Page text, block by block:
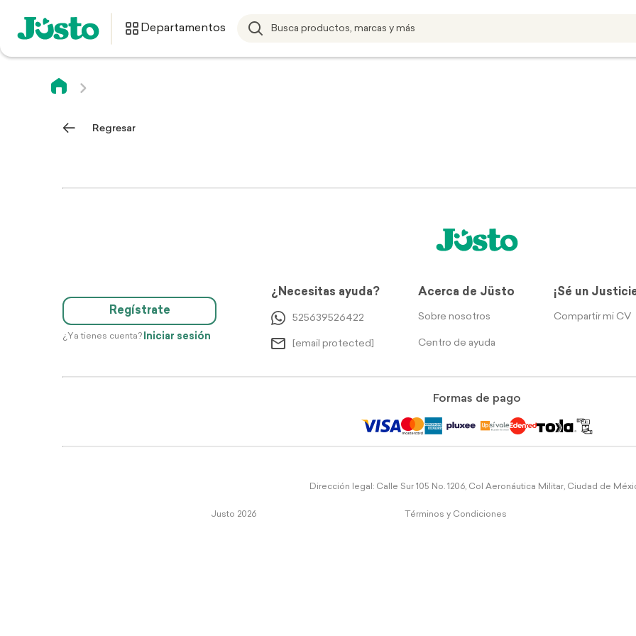
Departamentos
Regresar
Regístrate
¿Ya tienes cuenta? Iniciar sesión
¿Necesitas ayuda?
525639526422
[email protected]
Acerca de Jüsto
Sobre nosotros
Centro de ayuda
¡Sé un
Compartir mi CV
Formas de pago
Dirección legal: Calle Sur 105 No. 1206, Col Aeronáutica Militar, Ciudad de
Justo 2026 Términos y Condiciones